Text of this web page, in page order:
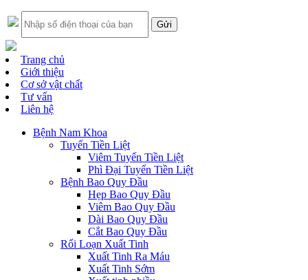
Trang chủ
Giới thiệu
Cơ sở vật chất
Tư vấn
Liên hệ
Bệnh Nam Khoa
Tuyến Tiền Liệt
Viêm Tuyến Tiền Liệt
Phì Đại Tuyến Tiền Liệt
Bệnh Bao Quy Đầu
Hẹp Bao Quy Đầu
Viêm Bao Quy Đầu
Dài Bao Quy Đầu
Cắt Bao Quy Đầu
Rối Loạn Xuất Tinh
Xuất Tinh Ra Máu
Xuất Tinh Sớm